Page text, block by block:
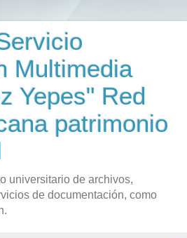
Multimedia
Yepes" Red
patrimonio
universitario de archivos,
de documentación, como